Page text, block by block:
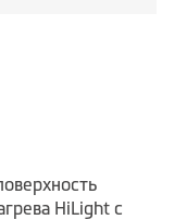
HiLight с